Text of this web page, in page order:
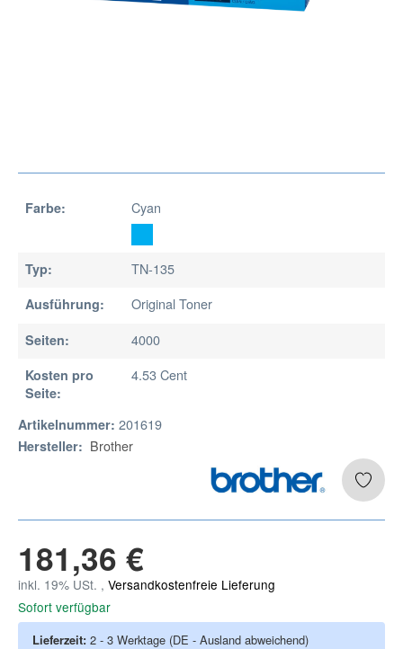
Farbe: Cyan
Typ: TN-135
Ausführung: Original Toner
Seiten: 4000
Kosten pro
Seite:
4.53 Cent
Artikelnummer: 201619
Hersteller: Brother
181,36 €
inkl. 19% USt. , Versandkostenfreie Lieferung
Sofort verfügbar
Lieferzeit: 2 - 3 Werktage (DE - Ausland abweichend)